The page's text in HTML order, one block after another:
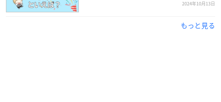
2024年10月13日
もっと見る